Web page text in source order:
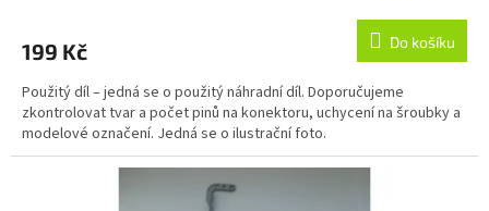
199 Kč Do košíku
Použitý díl – jedná se o použitý náhradní díl. Doporučujeme
zkontrolovat tvar a počet pinů na konektoru, uchycení na šroubky a
modelové označení. Jedná se o ilustrační foto.